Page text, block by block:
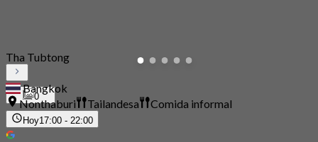
0
Tha Tubtong
Bangkok
Nonthaburi
Tailandesa Comida informal
Hoy17:00 - 22:00